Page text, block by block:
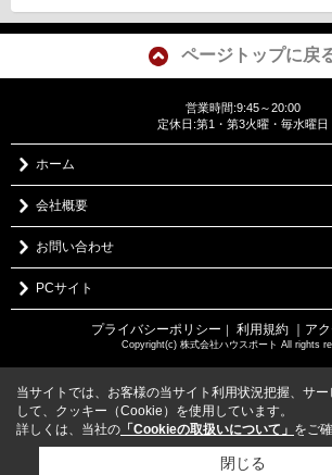
ページトップに戻
営業時間:9:45～20:00
定休日:第1・第3火曜・毎水曜日
ホーム
会社概要
お問い合わせ
PCサイト
プライバシーポリシー ｜ 利用規約 ｜ア
Copyright(c) 株式会社ハウスポート All rights
当サイトでは、お客様の当サイト利用状況把握、サー
して、クッキー（Cookie）を使用しています。
詳しくは、当社の 「Cookieの取扱いについて」 をご
閉じる